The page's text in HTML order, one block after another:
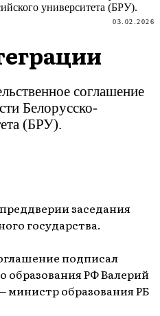
03.02.2026
соглашение
Белорусско-
(БРУ).
заседания
государства.
подписал
образования РФ Валерий
министр образования РБ